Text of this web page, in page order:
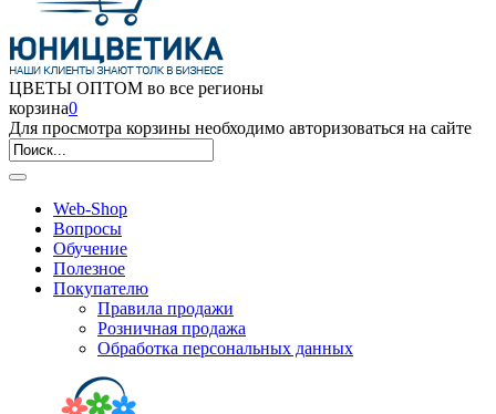
ЦВЕТЫ ОПТОМ во все регионы
корзина0
Для просмотра корзины необходимо авторизоваться на сайте
Web-Shop
Вопросы
Обучение
Полезное
Покупателю
Правила продажи
Розничная продажа
Обработка персональных данных